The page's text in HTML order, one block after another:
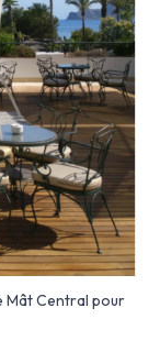
Mât Central pour